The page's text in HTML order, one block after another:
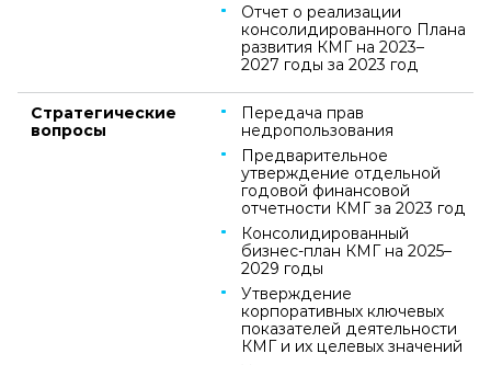
Отчет о реализации
консолидированного Плана
развития КМГ на 2023–
2027 годы за 2023 год
Стратегические
вопросы
Передача прав
недропользования
Предварительное
утверждение отдельной
годовой финансовой
отчетности КМГ за 2023 год
Консолидированный
бизнес‑план КМГ на 2025–
2029 годы
Утверждение
корпоративных ключевых
показателей деятельности
КМГ и их целевых значений